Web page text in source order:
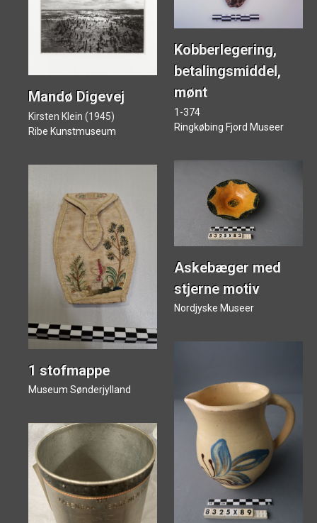
Materiale
billede
Mandø Digevej
Kirsten Klein (1945)
Ribe Kunstmuseum
1 stofmappe
Museum Sønderjylland
Kobberlegering,
betalingsmiddel,
mønt
1-374
Ringkøbing Fjord Museer
Askebæger med
stjerne motiv
Nordjyske Museer